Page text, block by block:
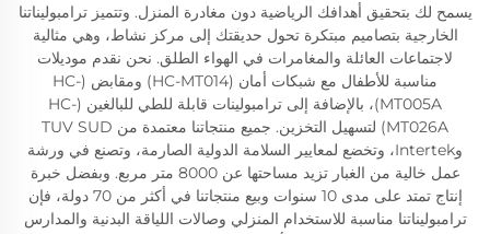
يسمح لك بتحقيق أهدافك الرياضية دون مغادرة المنزل. وتتميز ترامبوليناتنا
الخارجية بتصاميم مبتكرة تحول حديقتك إلى مركز نشاط، وهي مثالية
لاجتماعات العائلة والمغامرات في الهواء الطلق. نحن نقدم موديلات
مناسبة للأطفال مع شبكات أمان (HC-MT014) ومقابض (HC-
MT005A)، بالإضافة إلى ترامبولينات قابلة للطي للبالغين (HC-
MT026A) لتسهيل التخزين. جميع منتجاتنا معتمدة من TUV SUD
وIntertek، وتخضع لمعايير السلامة الدولية الصارمة، وتصنع في ورشة
عمل خالية من الغبار تزيد مساحتها عن 8000 متر مربع. وبفضل خبرة
إنتاج تمتد على مدى 10 سنوات وبيع منتجاتنا في أكثر من 70 دولة، فإن
ترامبوليناتنا مناسبة للاستخدام المنزلي وصالات اللياقة البدنية والمدارس